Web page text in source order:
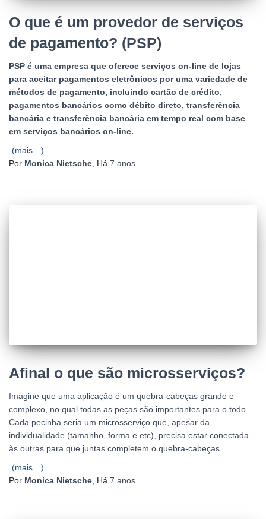
O que é um provedor de serviços
de pagamento? (PSP)
PSP é uma empresa que oferece serviços on-line de lojas
para aceitar pagamentos eletrônicos por uma variedade de
métodos de pagamento, incluindo cartão de crédito,
pagamentos bancários como débito direto, transferência
bancária e transferência bancária em tempo real com base
em serviços bancários on-line.
(mais…)
Por Monica Nietsche , Há 7 anos
Afinal o que são microsserviços?
Imagine que uma aplicação é um quebra-cabeças grande e
complexo, no qual todas as peças são importantes para o todo.
Cada pecinha seria um microsserviço que, apesar da
individualidade (tamanho, forma e etc), precisa estar conectada
às outras para que juntas completem o quebra-cabeças.
(mais…)
Por Monica Nietsche , Há 7 anos